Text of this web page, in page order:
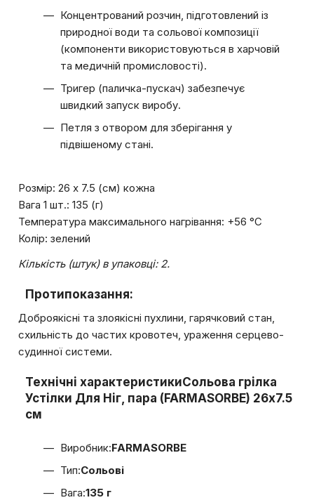
Концентрований розчин, підготовлений із
природної води та сольової композиції
(компоненти використовуються в харчовій
та медичній промисловості).
Тригер (паличка-пускач) забезпечує
швидкий запуск виробу.
Петля з отвором для зберігання у
підвішеному стані.
Розмір: 26 х 7.5 (см) кожна
Вага 1 шт.: 135 (г)
Температура максимального нагрівання: +56 °C
Колір: зелений
Кількість (штук) в упаковці: 2.
Протипоказання:
Доброякісні та злоякісні пухлини, гарячковий стан,
схильність до частих кровотеч, ураження серцево-
судинної системи.
Технічні характеристикиСольова грілка
Устілки Для Ніг, пара (FARMASORBE) 26x7.5
см
Виробник:FARMASORBE
Тип:Сольові
Вага:135 г